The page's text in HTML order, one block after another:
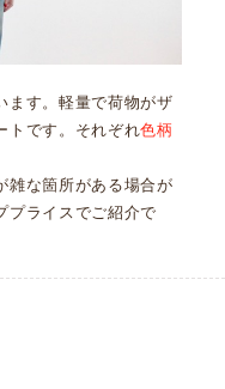
ます。軽量で荷物がザ
トです。それぞれ色柄
雑な箇所がある場合が
プライスでご紹介で